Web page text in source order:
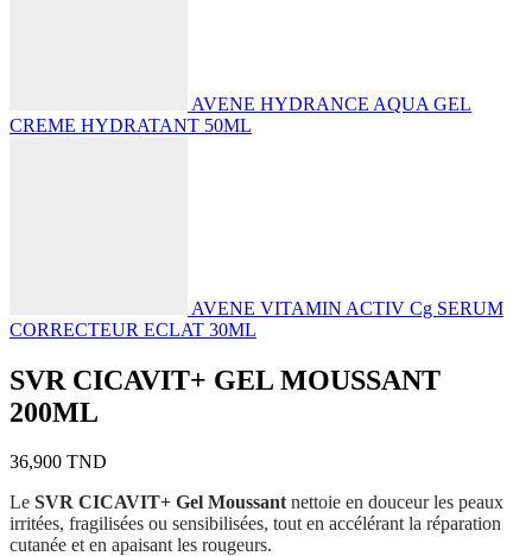
AVENE HYDRANCE AQUA GEL
CREME HYDRATANT 50ML
AVENE VITAMIN ACTIV Cg SERUM
CORRECTEUR ECLAT 30ML
SVR CICAVIT+ GEL MOUSSANT
200ML
36,900 TND
Le SVR CICAVIT+ Gel Moussantnettoie en douceur les peaux
irritées, fragilisées ou sensibilisées, tout en accélérant la réparation
cutanée et en apaisant les rougeurs.